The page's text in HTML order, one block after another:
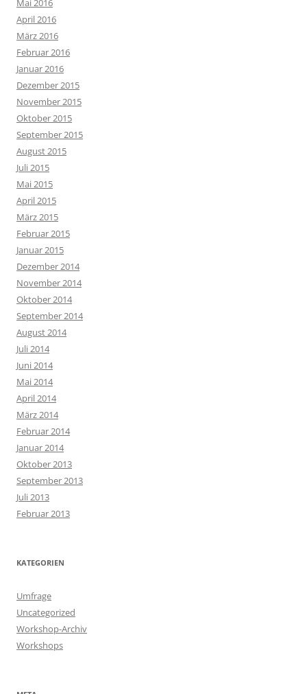
Mai 2016
April 2016
März 2016
Februar 2016
Januar 2016
Dezember 2015
November 2015
Oktober 2015
September 2015
August 2015
Juli 2015
Mai 2015
April 2015
März 2015
Februar 2015
Januar 2015
Dezember 2014
November 2014
Oktober 2014
September 2014
August 2014
Juli 2014
Juni 2014
Mai 2014
April 2014
März 2014
Februar 2014
Januar 2014
Oktober 2013
September 2013
Juli 2013
Februar 2013
KATEGORIEN
Umfrage
Uncategorized
Workshop-Archiv
Workshops